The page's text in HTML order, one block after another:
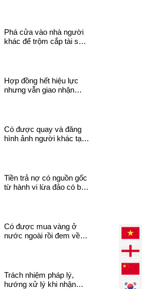
Phá cửa vào nhà người
khác để trộm cắp tài sản
Hợp đồng hết hiệu lực
nhưng vẫn giao nhận
Có được quay và đăng
hình ảnh người khác tại
Tiền trả nợ có nguồn gốc
từ hành vi lừa đảo có bị
Có được mua vàng ở
nước ngoài rồi đem về
Trách nhiệm pháp lý,
hướng xử lý khi nhận